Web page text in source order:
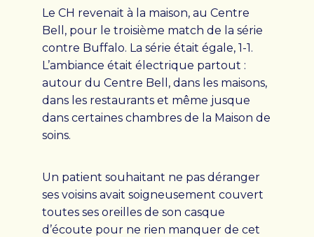
Le CH revenait à la maison, au Centre
Bell, pour le troisième match de la série
contre Buffalo. La série était égale, 1-1.
L’ambiance était électrique partout :
autour du Centre Bell, dans les maisons,
dans les restaurants et même jusque
dans certaines chambres de la Maison de
soins.
Un patient souhaitant ne pas déranger
ses voisins avait soigneusement couvert
toutes ses oreilles de son casque
d’écoute pour ne rien manquer de cet